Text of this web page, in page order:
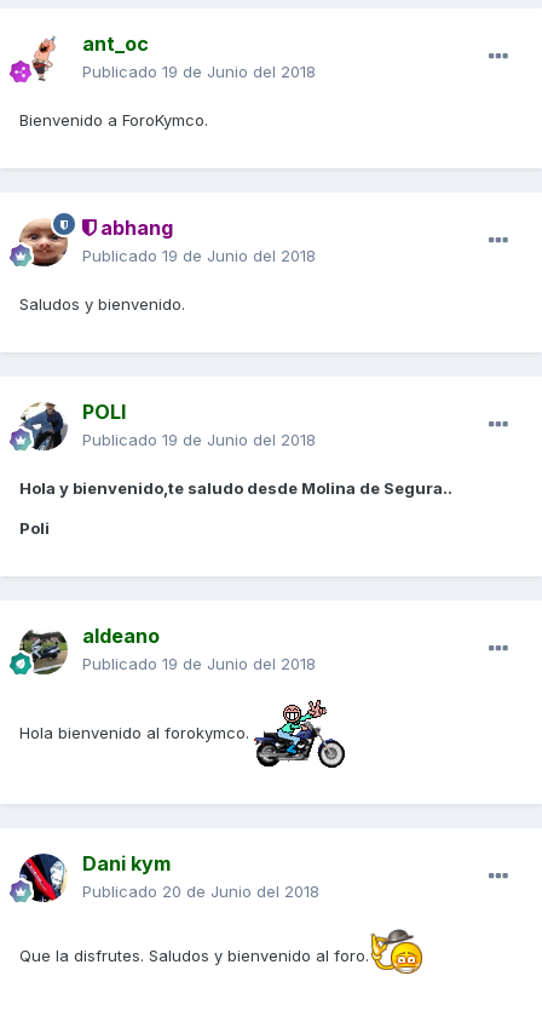
ant_oc
Publicado 19 de Junio del 2018
Bienvenido a ForoKymco.
abhang
Publicado 19 de Junio del 2018
Saludos y bienvenido.
POLI
Publicado 19 de Junio del 2018
Hola y bienvenido,te saludo desde Molina de Segura..
Poli
aldeano
Publicado 19 de Junio del 2018
Hola bienvenido al forokymco.
Dani kym
Publicado 20 de Junio del 2018
Que la disfrutes. Saludos y bienvenido al foro.